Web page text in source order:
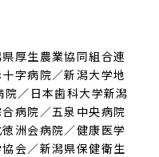
厚生農業協同組合連
字病院／新潟大学地
院／日本歯科大学新潟
病院／五泉中央病院
洲会病院／健康医学
会／新潟県保健衛生